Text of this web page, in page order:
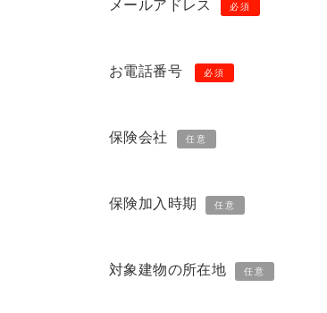
メールアドレス 必須
お電話番号 必須
保険会社 任意
保険加入時期 任意
対象建物の所在地 任意